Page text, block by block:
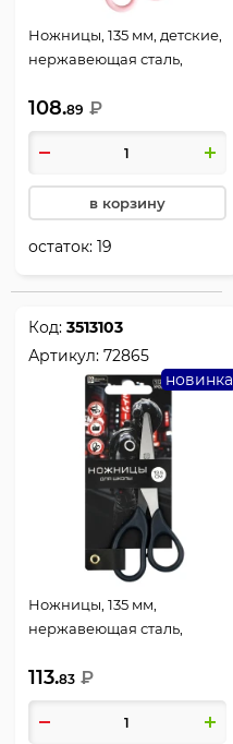
Ножницы, 135 мм, детские,
нержавеющая сталь,
европодвес, SuperHero,
Кошечка в пальто,
Феникс, 69125
108.89 ₽
в корзину
остаток:19
Код:3513103
Артикул:72865
новинка
Ножницы, 135 мм,
нержавеющая сталь,
европодвес, Гонщик в
шлеме, Феникс, 72865
113.83 ₽